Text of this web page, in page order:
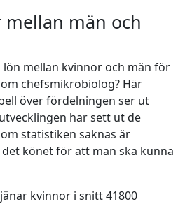
mellan män och
mellan kvinnor och män för
chefsmikrobiolog? Här
över fördelningen ser ut
har sett ut de
statistiken saknas är
könet för att man ska kunna
kvinnor i snitt 41800